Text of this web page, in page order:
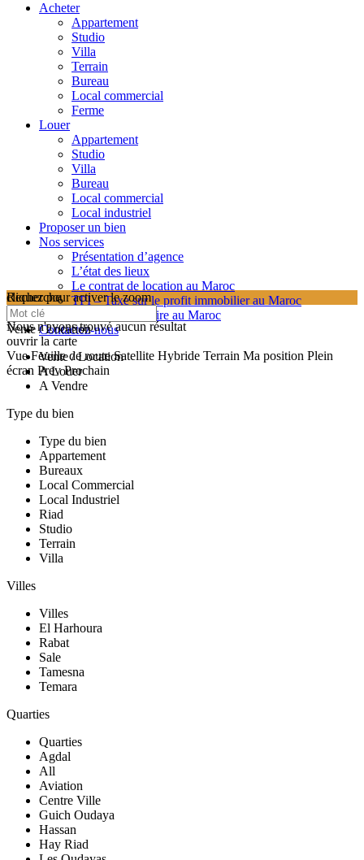
Acheter
Appartement
Studio
Villa
Terrain
Bureau
Local commercial
Ferme
Louer
Appartement
Studio
Villa
Bureau
Local commercial
Local industriel
Proposer un bien
Nos services
Présentation d’agence
L’état des lieux
Le contrat de location au Maroc
TPI – Taxe sur le profit immobilier au Maroc
Les frais de notaire au Maroc
Contactez-nous
cliquez pour activer le zoom
searching...
Nous n'avons trouvé aucun résultat
ouvrir la carte
Vue Feuille de route Satellite Hybride Terrain Ma position Plein
écran Prev Prochain
Recherche
Vente / Location
Vente / Location
A Louer
A Vendre
Type du bien
Type du bien
Appartement
Bureaux
Local Commercial
Local Industriel
Riad
Studio
Terrain
Villa
Villes
Villes
El Harhoura
Rabat
Sale
Tamesna
Temara
Quarties
Quarties
Agdal
All
Aviation
Centre Ville
Guich Oudaya
Hassan
Hay Riad